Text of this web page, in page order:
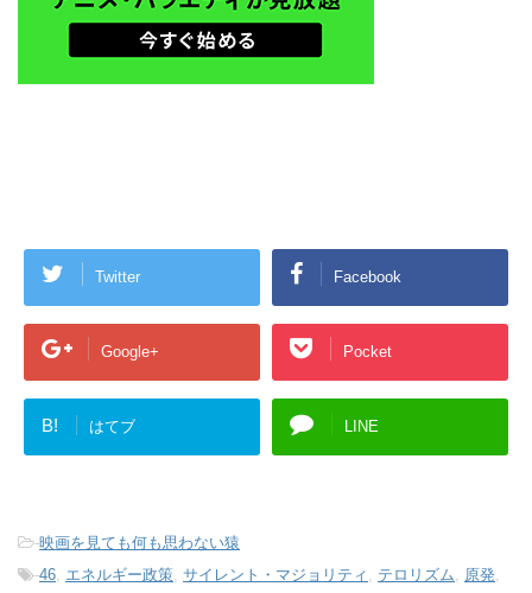
Twitter Facebook
Google+ Pocket
B! はてブ LINE
-映画を見ても何も思わない猿
-46 エネルギー政策 サイレント・マジョリティ テロリズム 原発